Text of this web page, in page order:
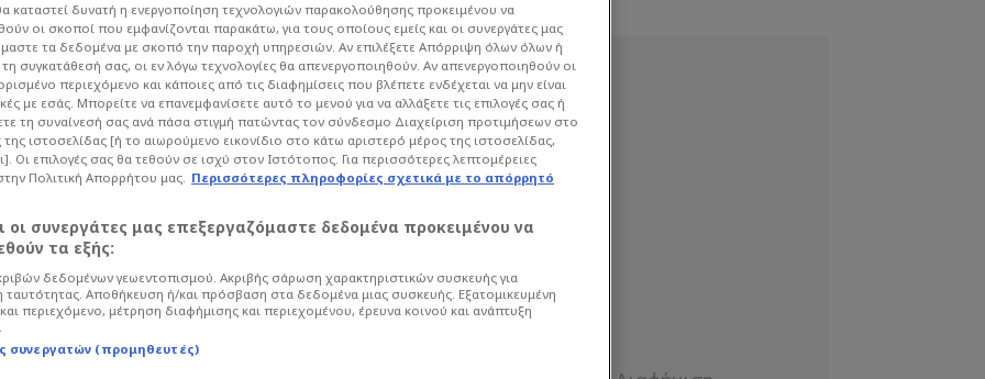
και Βεζένκοφ ο
Μπάσκετ Basket League
Κολοσσό Ρόδου (17:00) στο Game 1
τον Γιώργο Μπαρτζώκα να βλέπει
του.
καταστεί δυνατή η ενεργοποίηση τεχνολογιών παρακολούθησης προκειμένου να
οι σκοποί που εμφανίζονται παρακάτω, για τους οποίους εμείς και οι συνεργάτες μας
τα δεδομένα με σκοπό την παροχή υπηρεσιών. Αν επιλέξετε Απόρριψη όλων όλων ή
συγκατάθεσή σας, οι εν λόγω τεχνολογίες θα απενεργοποιηθούν. Αν απενεργοποιηθούν οι
περιεχόμενο και κάποιες από τις διαφημίσεις που βλέπετε ενδέχεται να μην είναι
με εσάς. Μπορείτε να επανεμφανίσετε αυτό το μενού για να αλλάξετε τις επιλογές σας ή
τη συναίνεσή σας ανά πάσα στιγμή πατώντας τον σύνδεσμο Διαχείριση προτιμήσεων στο
ιστοσελίδας [ή το αιωρούμενο εικονίδιο στο κάτω αριστερό μέρος της ιστοσελίδας,
Οι επιλογές σας θα τεθούν σε ισχύ στον Ιστότοπος. Για περισσότερες λεπτομέρειες
Πολιτική Απορρήτου μας. Περισσότερες πληροφορίες σχετικά με το απόρρητό
οι συνεργάτες μας επεξεργαζόμαστε δεδομένα προκειμένου να
τα εξής:
δεδομένων γεωεντοπισμού. Ακριβής σάρωση χαρακτηριστικών συσκευής για
ταυτότητας. Αποθήκευση ή/και πρόσβαση στα δεδομένα μιας συσκευής. Εξατομικευμένη
περιεχόμενο, μέτρηση διαφήμισης και περιεχομένου, έρευνα κοινού και ανάπτυξη
συνεργατών (προμηθευτές)